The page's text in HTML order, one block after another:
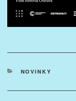
RUBRIKY
NOVINKY